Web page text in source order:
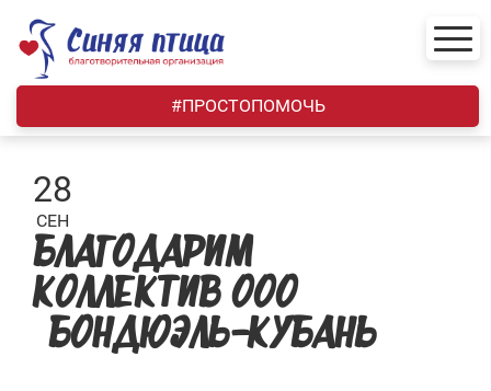
content
#ПРОСТОПОМОЧЬ
28
СЕН
БЛАГОДАРИМ
КОЛЛЕКТИВ ООО
«БОНДЮЭЛЬ-КУБАНЬ»